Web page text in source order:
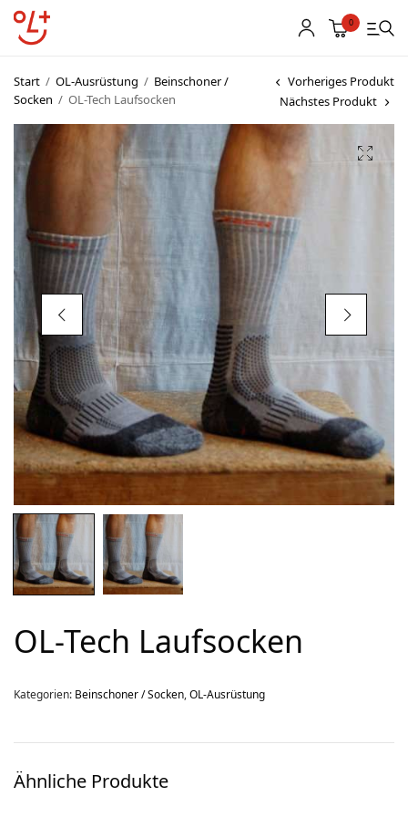
0
Start / OL-Ausrüstung / Beinschoner /
Socken / OL-Tech Laufsocken
Vorheriges Produkt
Nächstes Produkt
OL-Tech Laufsocken
Kategorien: Beinschoner / Socken,OL-Ausrüstung
Ähnliche Produkte
Shop
Vereinsbekleidung
Textildruck
OL Karten
Agenda
Links
Über uns
Team
Kontakt
Produkt-Kategorien
Aktion
Bekleidung
Kartenaufnahme
OL-Ausrüstung